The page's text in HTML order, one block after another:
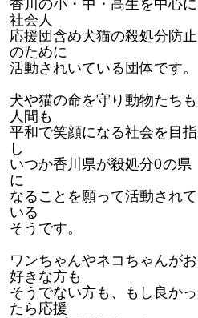
香川の小・中・高生を中心に
社会人
応援団含め犬猫の殺処分防止
のために
活動されいている団体です。
犬や猫の命を守り動物たちも
人間も
平和で笑顔になる社会を目指
し
いつか香川県が殺処分0の県
に
なることを願って活動されて
いる
そうです。
ワンちゃんやネコちゃんがお
好きな方も
そうでない方も、もし良かっ
たら応援